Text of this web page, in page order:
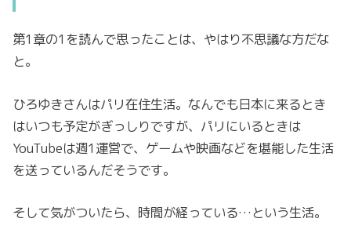
第1章の1を読んで思ったことは、やはり不思議な方だな
と。
ひろゆきさんはパリ在住生活。なんでも日本に来るとき
はいつも予定がぎっしりですが、パリにいるときは
YouTubeは週1運営で、ゲームや映画などを堪能した生活
を送っているんだそうです。
そして気がついたら、時間が経っている…という生活。